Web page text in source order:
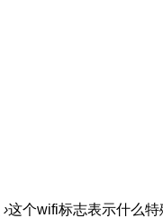
›这个wifi标志表示什么特